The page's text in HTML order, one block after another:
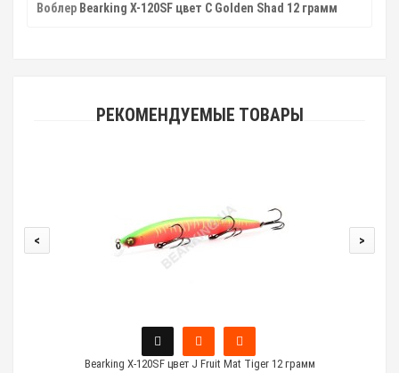
Воблер Bearking X-120SF цвет C Golden Shad 12 грамм
РЕКОМЕНДУЕМЫЕ ТОВАРЫ
Bearking X-120SF цвет J Fruit Mat Tiger 12 грамм
< >